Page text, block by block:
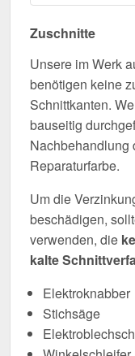
Zuschnitte
Unsere im Werk
benötigen keine
Schnittkanten.
bauseitig
Nachbehandlung
Reparaturfarbe.
Um die
beschädigen,
verwenden, die
kalte
Elektroknabber
Stichsäge